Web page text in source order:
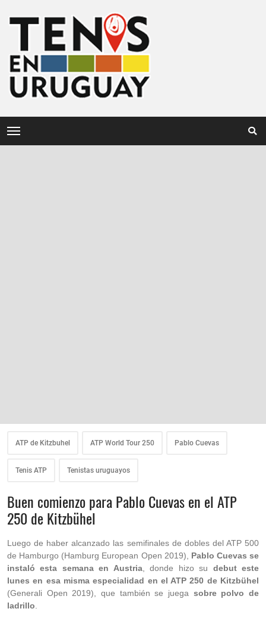
ATP de Kitzbuhel ATP World Tour 250 Pablo Cuevas
Tenis ATP Tenistas uruguayos
Buen comienzo para Pablo Cuevas en el ATP
250 de Kitzbühel
Luego de haber alcanzado las semifinales de dobles del ATP 500
de Hamburgo (Hamburg European Open 2019), Pablo Cuevas se
instaló esta semana en Austria, donde hizo su debut este
lunes en esa misma especialidad en el ATP 250 de Kitzbühel
(Generali Open 2019), que también se juega sobre polvo de
ladrillo